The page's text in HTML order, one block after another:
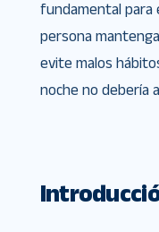
fundamental para
persona
evite malos
noche no debería